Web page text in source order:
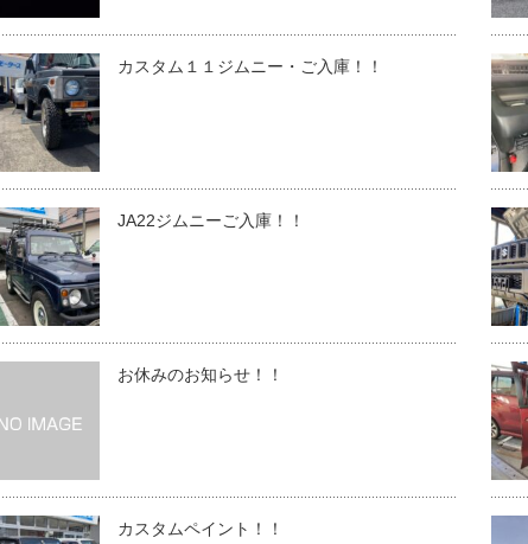
カスタム１１ジムニー・ご入庫！！
JA22ジムニーご入庫！！
お休みのお知らせ！！
カスタムペイント！！